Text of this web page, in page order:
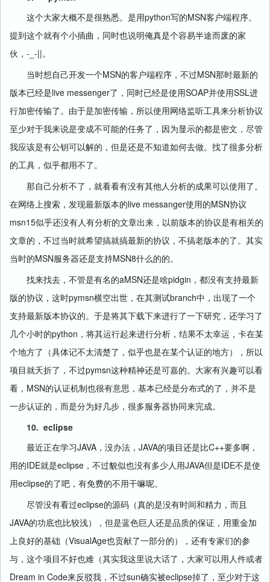
这个大家大概不是很熟悉。是用python写的MSN客户端程序。
提到这个就有个小插曲，同时也说明俺真是个容易半途而废的家
伙， -_-||。
当时想自己开发一个MSN的客户端程序，不过MSN那时最新的
版本已经是live messenger了，同时已经是使用SOAP并使用SSL进
行加密传输了。由于是加密传输，所以使用网络监听工具来分析协议
至少对于我来说是变成不可能的任务了，因为显示的都是密文，尽管
我应该是有公钥可以解的，但是还是不知道如何去做。找了很多分析
的工具，似乎都用不了。
那自己分析不了，就看看有没有其他人分析的成果可以使用了。
在网络上搜索，发现最新版本的live messanger使用的MSN协议
msn15似乎还没有人有分析的文章出来，以前版本的协议是有相关的
文章的，不过当时就希望搞就搞最新的协议，不搞老版本的了。其实
当时的MSN服务器还是支持MSN8什么的的。
找来找去，不管是有名的aMSN还是啥pidgin ，都没有支持最新
版的协议，这时pymsn横空出世，在其测试branch中，出现了一个
支持最新版本协议的。于是将其下载下来进行了一下研究，还学习了
几个小时的python ，将其运行起来进行分析，结果不太幸运，卡在某
个地方了（具体记不太清楚了，似乎也是在某个认证的地方），所以
项目就夭折了，不过pymsn这种精神还是可嘉的。大家有兴趣可以看
看， MSN的认证机制也很有意思，基本已经是分布式的了，并不是
一步认证的，而是分为好几步，很多服务器协同来完成。
10. eclipse
最近正在学习 JAVA ，没办法， JAVA的项目还是比C++要多啊，
用的IDE就是eclipse ，不过貌似也没有多少人用JAVA但是IDE不是使
用eclipse的了吧，有免费的不用干嘛呢。
尽管没有看过eclipse的源码（真的是没有时间和精力，而且
JAVA的功底也比较浅），但是蓝色巨人还是品质的保证，用重金加
上良好的基础（VisualAge也贡献了一部分的），还有专家们的参
与，这个项目不好也难（其实我这里说大话了，大家可以用人件或者
Dream in Code来反驳我，不过sun确实被eclipse掉了，至少对于这